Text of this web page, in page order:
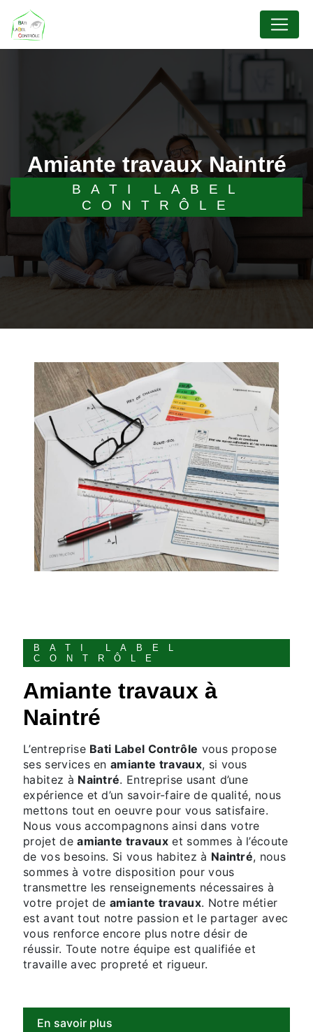
amiante travaux Naintré
BATI LABEL
CONTRÔLE
BATI LABEL
CONTRÔLE
amiante travaux à
Naintré
L’entreprise Bati Label Contrôle vous propose
ses services enamiante travaux, si vous
habitez à Naintré. Entreprise usant d’une
expérience et d’un savoir-faire de qualité, nous
mettons tout en oeuvre pour vous satisfaire.
Nous vous accompagnons ainsi dans votre
projet deamiante travaux et sommes à l’écoute
de vos besoins. Si vous habitez à Naintré, nous
sommes à votre disposition pour vous
transmettre les renseignements nécessaires à
votre projet deamiante travaux. Notre métier
est avant tout notre passion et le partager avec
vous renforce encore plus notre désir de
réussir. Toute notre équipe est qualifiée et
travaille avec propreté et rigueur.
En savoir plus
Panneau de gestion des cookies